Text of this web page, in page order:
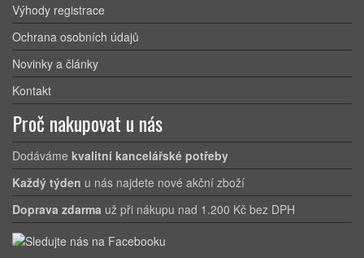
Výhody registrace
Ochrana osobních údajů
Novinky a články
Kontakt
Proč nakupovat u nás
Dodáváme kvalitní kancelářské potřeby
Každý týden u nás najdete nové akční zboží
Doprava zdarma už při nákupu nad 1.200 Kč bez DPH